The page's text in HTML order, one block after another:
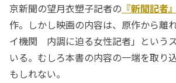
京新聞の望月衣塑子記者の 『新聞記者』
作。しかし映画の内容は、原作から離
イ機関 内調に迫る女性記者」という
いる。むしろ本書の内容の一端を取り
もしれない。